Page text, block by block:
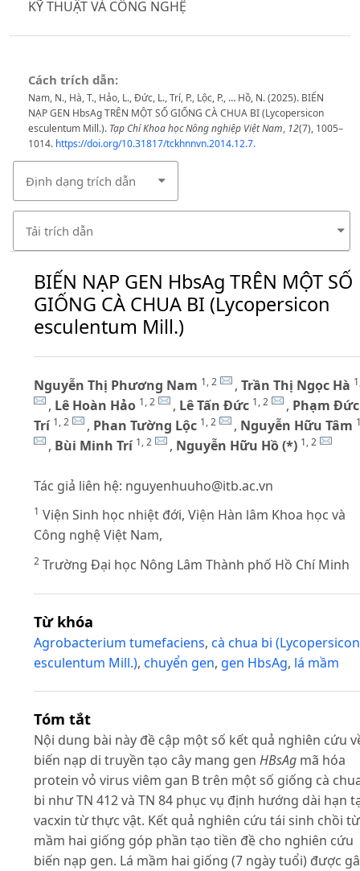
KỸ THUẬT VÀ CÔNG NGHỆ
Cách trích dẫn:
Nam, N., Hà, T., Hảo, L., Đức, L., Trí, P., Lộc, P., … Hồ, N. (2025). BIẾN
NẠP GEN HbsAg TRÊN MỘT SỐ GIỐNG CÀ CHUA BI (Lycopersicon
esculentum Mill.). Tạp Chí Khoa học Nông nghiệp Việt Nam, 12(7), 1005–
1014. https://doi.org/10.31817/tckhnnvn.2014.12.7.
Định dạng trích dẫn
Tải trích dẫn
BIẾN NẠP GEN HbsAg TRÊN MỘT SỐ
GIỐNG CÀ CHUA BI (Lycopersicon
esculentum Mill.)
Nguyễn Thị Phương Nam 1, 2 , Trần Thị Ngọc Hà
, Lê Hoàn Hảo 1, 2 , Lê Tấn Đức 1, 2 , Phạm Đức
Trí 1, 2 , Phan Tường Lộc 1, 2 , Nguyễn Hữu Tâm
, Bùi Minh Trí 1, 2 , Nguyễn Hữu Hồ (*) 1, 2
Tác giả liên hệ: nguyenhuuho@itb.ac.vn
1 Viện Sinh học nhiệt đới, Viện Hàn lâm Khoa học và
Công nghệ Việt Nam,
2 Trường Đại học Nông Lâm Thành phố Hồ Chí Minh
Từ khóa
Agrobacterium tumefaciens, cà chua bi (Lycopersicon
esculentum Mill.), chuyển gen, gen HbsAg, lá mầm
Tóm tắt
Nội dung bài này đề cập một số kết quả nghiên cứu
biến nạp di truyền tạo cây mang gen HBsAg mã hóa
protein vỏ virus viêm gan B trên một số giống cà
bi như TN 412 và TN 84 phục vụ định hướng dài hạn
vacxin từ thực vật. Kết quả nghiên cứu tái sinh chồi
mầm hai giống góp phần tạo tiền đề cho nghiên cứu
biến nạp gen. Lá mầm hai giống (7 ngày tuổi) được